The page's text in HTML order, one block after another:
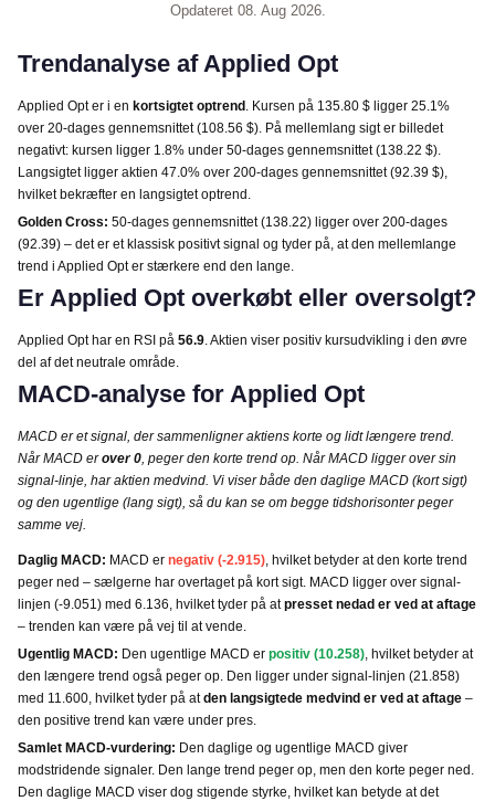
Opdateret 08. Aug 2026.
Trendanalyse af Applied Opt
Applied Opt er i en kortsigtet optrend . Kursen på 135.80 $ ligger 25.1%
over 20-dages gennemsnittet (108.56 $). På mellemlang sigt er billedet
negativt: kursen ligger 1.8% under 50-dages gennemsnittet (138.22 $).
Langsigtet ligger aktien 47.0% over 200-dages gennemsnittet (92.39 $),
hvilket bekræfter en langsigtet optrend.
Golden Cross: 50-dages gennemsnittet (138.22) ligger over 200-dages
(92.39) – det er et klassisk positivt signal og tyder på, at den mellemlange
trend i Applied Opt er stærkere end den lange.
Er Applied Opt overkøbt eller oversolgt?
Applied Opt har en RSI på 56.9 . Aktien viser positiv kursudvikling i den øvre
del af det neutrale område.
MACD-analyse for Applied Opt
MACD er et signal, der sammenligner aktiens korte og lidt længere trend.
Når MACD erover 0 , peger den korte trend op. Når MACD ligger over sin
signal-linje, har aktien medvind. Vi viser både den daglige MACD (kort sigt)
og den ugentlige (lang sigt), så du kan se om begge tidshorisonter peger
samme vej.
Daglig MACD: MACD er negativ (-2.915) , hvilket betyder at den korte trend
peger ned – sælgerne har overtaget på kort sigt. MACD ligger over signal-
linjen (-9.051) med 6.136, hvilket tyder på atpresset nedad er ved at aftage
– trenden kan være på vej til at vende.
Ugentlig MACD: Den ugentlige MACD er positiv (10.258) , hvilket betyder at
den længere trend også peger op. Den ligger under signal-linjen (21.858)
med 11.600, hvilket tyder på atden langsigtede medvind er ved at aftage –
den positive trend kan være under pres.
Samlet MACD-vurdering: Den daglige og ugentlige MACD giver
modstridende signaler. Den lange trend peger op, men den korte peger ned.
Den daglige MACD viser dog stigende styrke, hvilket kan betyde at det